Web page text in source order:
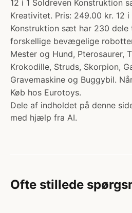
12 i 1 Soldreven Konstruktion
Kreativitet. Pris: 249.00 kr. 12 i
Konstruktion sæt har 230 dele
forskellige bevægelige
Mester og Hund, Pterosaurer,
Krokodille, Struds, Skorpion,
Gravemaskine og Buggybil.
Køb hos Eurotoys.
Dele af indholdet på denne
med hjælp fra AI.
Ofte stillede